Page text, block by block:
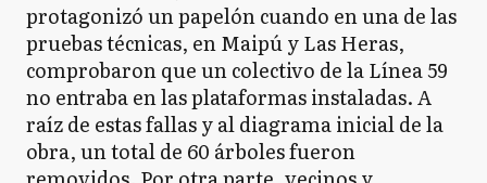
protagonizó un papelón cuando en una de las
pruebas técnicas, en Maipú y Las Heras,
comprobaron que un colectivo de la Línea 59
no entraba en las plataformas instaladas. A
raíz de estas fallas y al diagrama inicial de la
obra, un total de 60 árboles fueron